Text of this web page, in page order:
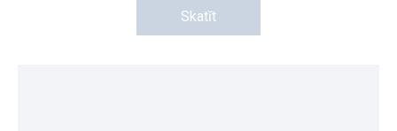
Skatīt